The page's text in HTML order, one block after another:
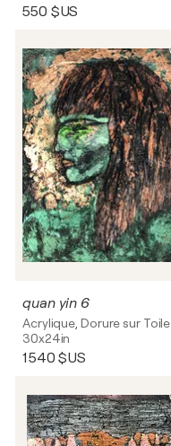
550 $US
quan yin 6
Acrylique, Dorure sur Toile
30x24in
1 540 $US